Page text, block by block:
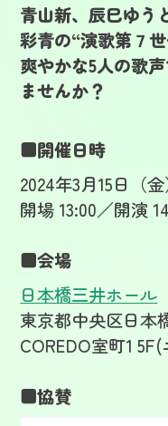
青山新、辰巳ゆう
彩青の“演歌第７
爽やかな5人の歌
ませんか？
■開催日時
2024年3月15日（金
開場 13:00／開演
■会場
日本橋三井ホール
東京都中央区日本
COREDO室町1
■協賛